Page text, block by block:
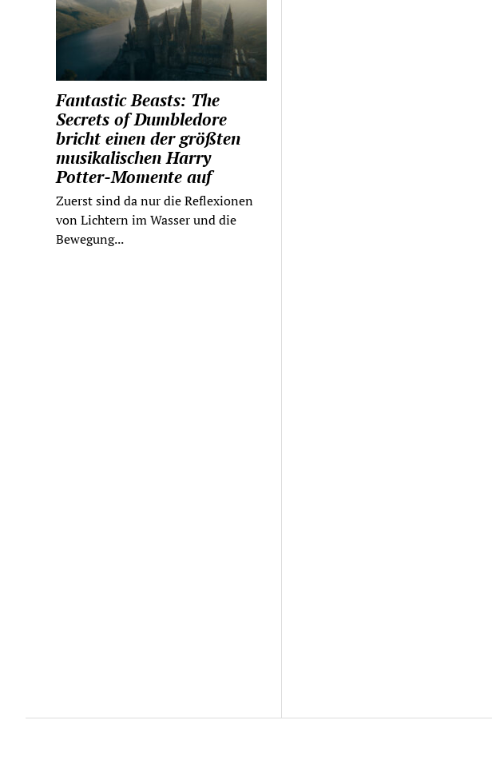
Fantastic Beasts: The
Secrets of Dumbledore
bricht einen der größten
musikalischen Harry
Potter-Momente auf
Zuerst sind da nur die Reflexionen
von Lichtern im Wasser und die
Bewegung...